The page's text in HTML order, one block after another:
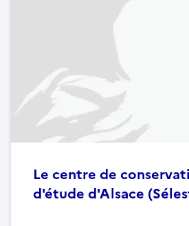
Le centre de
d'étude d'Alsace